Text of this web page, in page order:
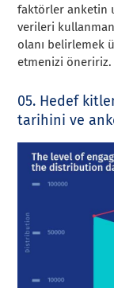
faktörler anketin
verileri
olanı belirlemek
etmenizi öneririz.
05. Hedef
tarihini ve